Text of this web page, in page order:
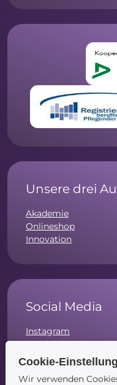
Unsere drei
Akademie
Onlineshop
Innovation
Social Media
Instagram
Facebook
LinkedIn
Cookie-
Wir verwenden